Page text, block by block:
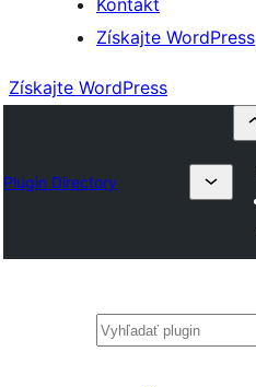
Kontakt
Získajte WordPress
Získajte WordPress
Plugin Directory
Hľadať